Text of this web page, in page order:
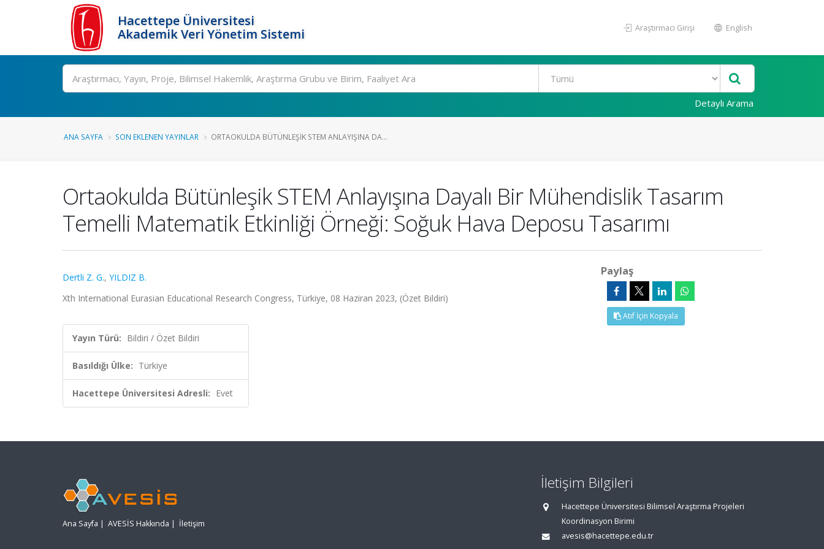
Hacettepe Üniversitesi
Akademik Veri Yönetim Sistemi
Araştırmacı Girişi English
Ara
Detaylı Arama
ANA SAYFA SON EKLENEN YAYINLAR ORTAOKULDA BÜTÜNLEŞIK STEM ANLAYIŞINA DA...
Ortaokulda Bütünleşik STEM Anlayışına Dayalı Bir Mühendislik Tasarım
Temelli Matematik Etkinliği Örneği: Soğuk Hava Deposu Tasarımı
Dertli Z. G., YILDIZ B.
Xth International Eurasian Educational Research Congress, Türkiye, 08 Haziran 2023, (Özet Bildiri)
Yayın Türü: Bildiri / Özet Bildiri
Basıldığı Ülke: Türkiye
Hacettepe Üniversitesi Adresli: Evet
Paylaş
Atıf İçin Kopyala
Ana Sayfa | AVESİS Hakkında | İletişim
İletişim Bilgileri
Hacettepe Üniversitesi Bilimsel Araştırma Projeleri
Koordinasyon Birimi
avesis@hacettepe.edu.tr